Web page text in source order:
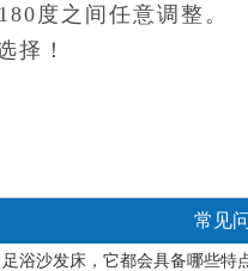
度之间任意调整。
择！
常见
足浴沙发床，它都会具备哪些特